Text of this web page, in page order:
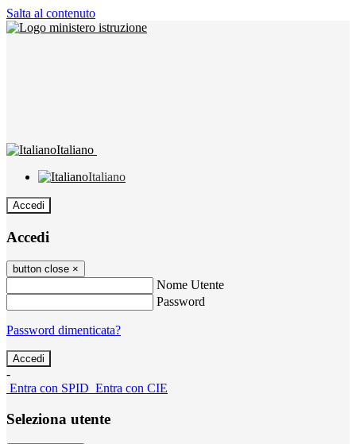
Salta al contenuto
Italiano
Italiano
Accedi
Accedi
button close ×
Nome Utente
Password
Password dimenticata?
-
Entra con SPID Entra con CIE
Seleziona utente